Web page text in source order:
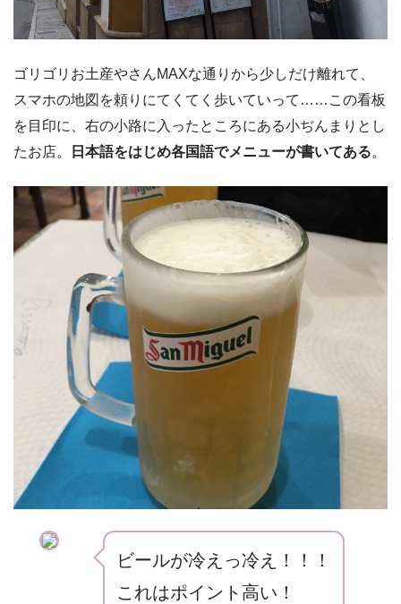
ゴリゴリお土産やさんMAXな通りから少しだけ離れて、
スマホの地図を頼りにてくてく歩いていって……この看板
を目印に、右の小路に入ったところにある小ぢんまりとし
たお店。
日本語をはじめ各国語でメニューが書いてある。
ビールが冷えっ冷え！！！
これはポイント高い！